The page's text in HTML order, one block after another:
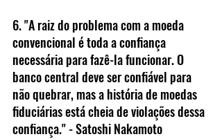
6. "A raiz do problema com a moeda
convencional é toda a confiança
necessária para fazê-la funcionar. O
banco central deve ser confiável para
não quebrar, mas a história de moedas
fiduciárias está cheia de violações dessa
confiança." - Satoshi Nakamoto